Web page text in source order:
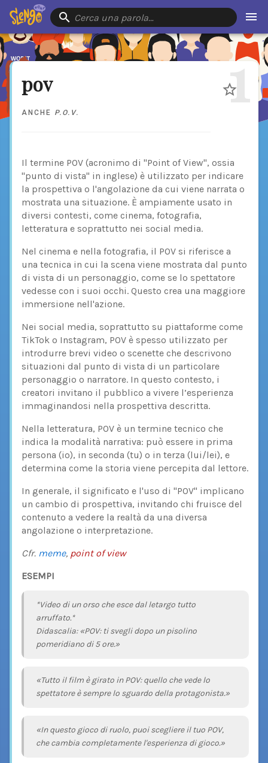
Cerca una parola…
pov
ANCHE P.O.V. 1
Il termine POV (acronimo di "Point of View", ossia
"punto di vista" in inglese) è utilizzato per indicare
la prospettiva o l'angolazione da cui viene narrata o
mostrata una situazione. È ampiamente usato in
diversi contesti, come cinema, fotografia,
letteratura e soprattutto nei social media.
Nel cinema e nella fotografia, il POV si riferisce a
una tecnica in cui la scena viene mostrata dal punto
di vista di un personaggio, come se lo spettatore
vedesse con i suoi occhi. Questo crea una maggiore
immersione nell'azione.
Nei social media, soprattutto su piattaforme come
TikTok o Instagram, POV è spesso utilizzato per
introdurre brevi video o scenette che descrivono
situazioni dal punto di vista di un particolare
personaggio o narratore. In questo contesto, i
creatori invitano il pubblico a vivere l’esperienza
immaginandosi nella prospettiva descritta.
Nella letteratura, POV è un termine tecnico che
indica la modalità narrativa: può essere in prima
persona (io), in seconda (tu) o in terza (lui/lei), e
determina come la storia viene percepita dal lettore.
In generale, il significato e l'uso di "POV" implicano
un cambio di prospettiva, invitando chi fruisce del
contenuto a vedere la realtà da una diversa
angolazione o interpretazione.
Cfr. meme, point of view
ESEMPI
*Video di un orso che esce dal letargo tutto
arruffato.*
Didascalia: «POV: ti svegli dopo un pisolino
pomeridiano di 5 ore.»
«Tutto il film è girato in POV: quello che vede lo
spettatore è sempre lo sguardo della protagonista.»
«In questo gioco di ruolo, puoi scegliere il tuo POV,
che cambia completamente l'esperienza di gioco.»